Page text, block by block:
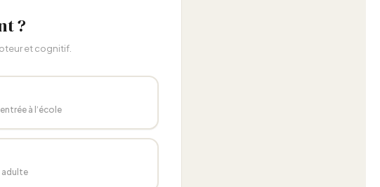
?
et cognitif.
à l’école
adulte